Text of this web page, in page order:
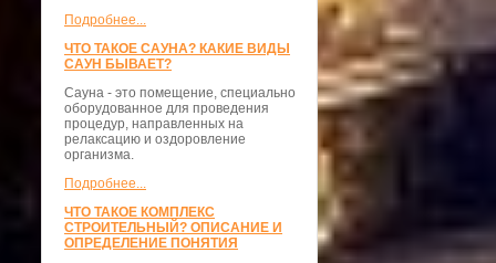
Подробнее...
ЧТО ТАКОЕ САУНА? КАКИЕ ВИДЫ
САУН БЫВАЕТ?
Сауна - это помещение, специально
оборудованное для проведения
процедур, направленных на
релаксацию и оздоровление
организма.
Подробнее...
ЧТО ТАКОЕ КОМПЛЕКС
СТРОИТЕЛЬНЫЙ? ОПИСАНИЕ И
ОПРЕДЕЛЕНИЕ ПОНЯТИЯ